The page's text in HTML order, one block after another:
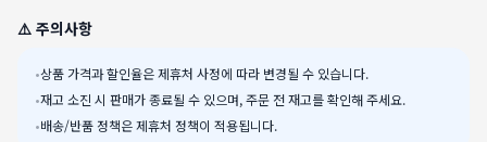
⚠️ 주의사항
•상품 가격과 할인율은 제휴처 사정에 따라 변경될 수 있습니다.
•재고 소진 시 판매가 종료될 수 있으며, 주문 전 재고를 확인해 주세요.
•배송/반품 정책은 제휴처 정책이 적용됩니다.